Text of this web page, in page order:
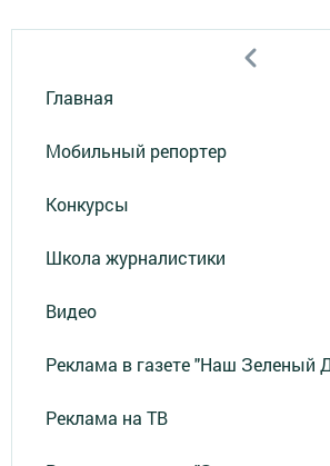
Главная
Мобильный репортер
Конкурсы
Школа журналистики
Видео
Реклама в газете "Наш Зеленый
Реклама на ТВ